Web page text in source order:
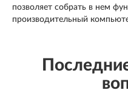
позволяет собрать в нем
производительный